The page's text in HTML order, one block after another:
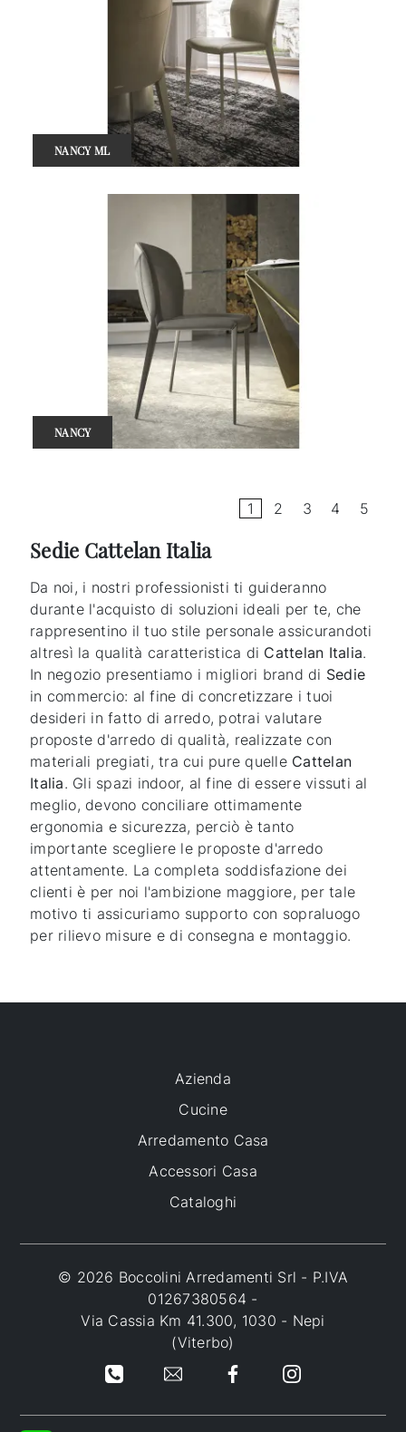
NANCY ML
NANCY
1 2 3 4 5
Sedie Cattelan Italia
Da noi, i nostri professionisti ti guideranno
durante l'acquisto di soluzioni ideali per te, che
rappresentino il tuo stile personale assicurandoti
altresì la qualità caratteristica di Cattelan Italia.
In negozio presentiamo i migliori brand di Sedie
in commercio: al fine di concretizzare i tuoi
desideri in fatto di arredo, potrai valutare
proposte d'arredo di qualità, realizzate con
materiali pregiati, tra cui pure quelle Cattelan
Italia. Gli spazi indoor, al fine di essere vissuti al
meglio, devono conciliare ottimamente
ergonomia e sicurezza, perciò è tanto
importante scegliere le proposte d'arredo
attentamente. La completa soddisfazione dei
clienti è per noi l'ambizione maggiore, per tale
motivo ti assicuriamo supporto con sopraluogo
per rilievo misure e di consegna e montaggio.
Azienda
Cucine
Arredamento Casa
Accessori Casa
Cataloghi
© 2026 Boccolini Arredamenti Srl - P.IVA
01267380564 -
Via Cassia Km 41.300, 1030 - Nepi
(Viterbo)